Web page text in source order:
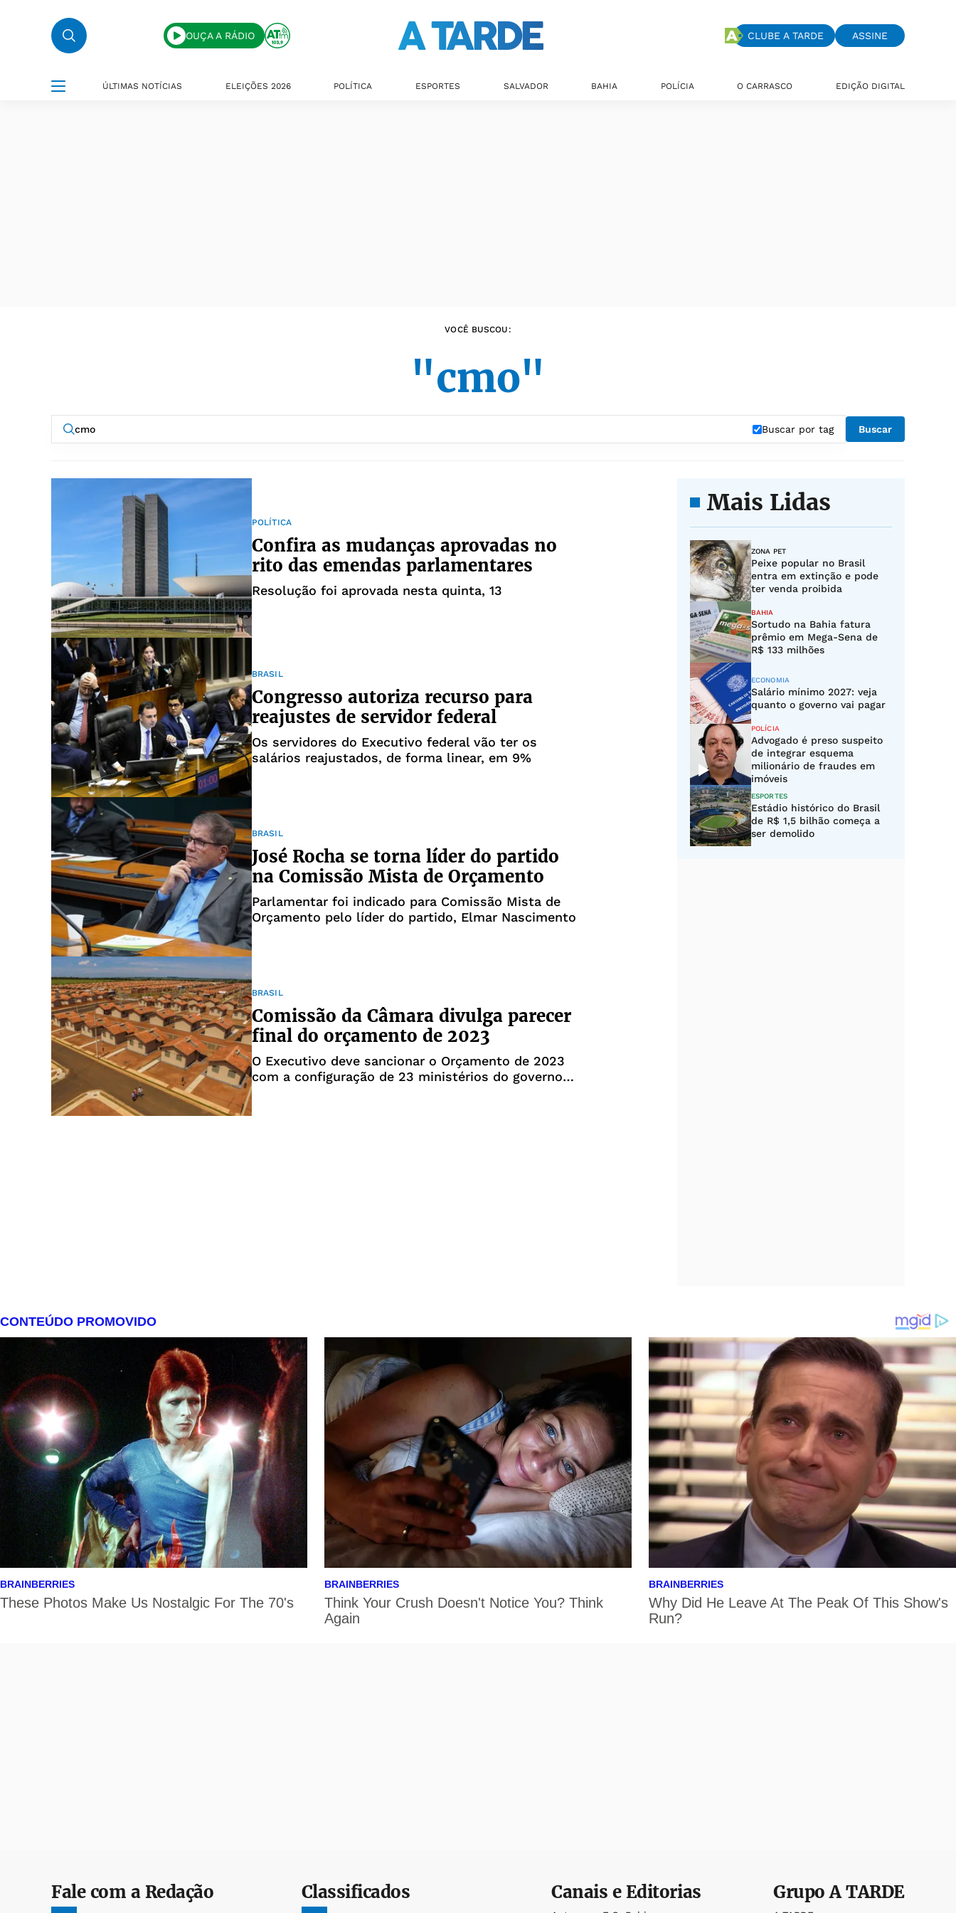
OUÇA A RÁDIO CLUBE A TARDE ASSINE
ÚLTIMAS NOTÍCIAS ELEIÇÕES 2026 POLÍTICA ESPORTES SALVADOR BAHIA POLÍCIA O CARRASCO EDIÇÃO DIGITAL
VOCÊ BUSCOU:
"cmo"
Buscar por tag Buscar
POLÍTICA
Confira as mudanças aprovadas no
rito das emendas parlamentares
Resolução foi aprovada nesta quinta, 13
BRASIL
Congresso autoriza recurso para
reajustes de servidor federal
Os servidores do Executivo federal vão ter os
salários reajustados, de forma linear, em 9%
BRASIL
José Rocha se torna líder do partido
na Comissão Mista de Orçamento
Parlamentar foi indicado para Comissão Mista de
Orçamento pelo líder do partido, Elmar Nascimento
BRASIL
Comissão da Câmara divulga parecer
final do orçamento de 2023
O Executivo deve sancionar o Orçamento de 2023
com a configuração de 23 ministérios do governo
Mais Lidas
ZONA PET
Peixe popular no Brasil
entra em extinção e pode
ter venda proibida
BAHIA
Sortudo na Bahia fatura
prêmio em Mega-Sena de
R$ 133 milhões
ECONOMIA
Salário mínimo 2027: veja
quanto o governo vai pagar
POLÍCIA
Advogado é preso suspeito
de integrar esquema
milionário de fraudes em
imóveis
ESPORTES
Estádio histórico do Brasil
de R$ 1,5 bilhão começa a
ser demolido
Fale com a Redação Classificados Canais e Editorias GrupoA TARDE